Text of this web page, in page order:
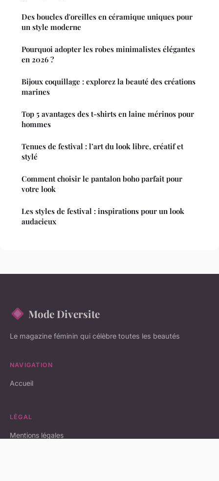
Des boucles d'oreilles en céramique uniques pour
un style moderne
Pourquoi adopter les robes minimalistes élégantes
en 2026 ?
Bijoux coquillage : explorez la beauté des créations
marines
Top 5 avantages des t-shirts en laine mérinos pour
hommes
Tenues de festival : l’art du look libre, créatif et
stylé
Comment choisir le pantalon boho parfait pour
votre look
Les styles de festival : inspirations pour un look
audacieux
Mode Diversite
Le magazine féminin qui célèbre toutes les beautés
NAVIGATION
Accueil
LÉGAL
Mentions légales